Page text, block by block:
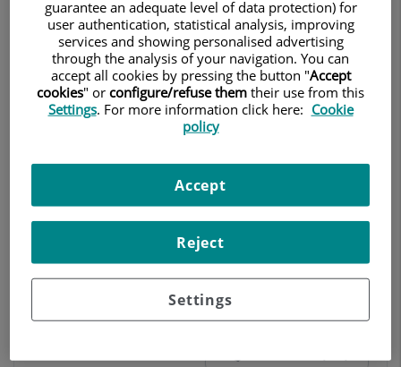
UROS Associats
Urologia Nefrologia
Centro Médico Teknon
93 271 80 97 (Cites
Dr. Antonio Alcaraz Asensio
Urologia
93 290 64 82
guarantee an adequate level of data protection) for
user authentication, statistical analysis, improving
services and showing personalised advertising
through the analysis of your navigation. You can
accept all cookies by pressing the button "Accept
cookies" or configure/refuse them their use from this
Settings. For more information click here: Cookie
policy
Settings
Reject
Accept